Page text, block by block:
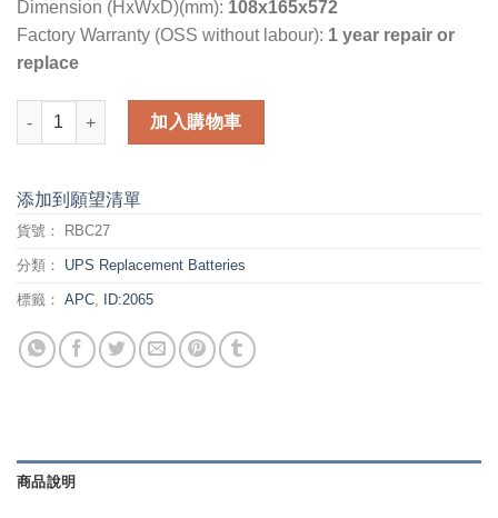
Dimension (HxWxD)(mm): 108x165x572
Factory Warranty (OSS without labour): 1 year repair or
replace
APC Replacement Battery Cartridge (RBC27) 數量
加入購物車
添加到願望清單
貨號： RBC27
分類： UPS Replacement Batteries
標籤： APC ID:2065
商品說明